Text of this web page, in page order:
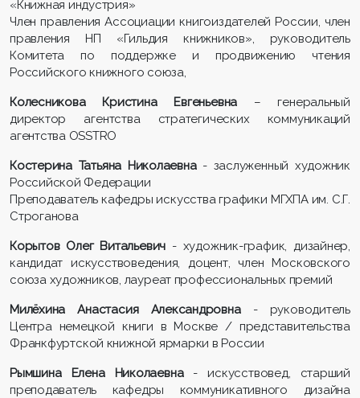
«Книжная индустрия»
Член правления Ассоциации книгоиздателей России, член
правления НП «Гильдия книжников», руководитель
Комитета по поддержке и продвижению чтения
Российского книжного союза,
Колесникова Кристина Евгеньевна – генеральный
директор агентства стратегических коммуникаций
агентства OSSTRO
Костерина Татьяна Николаевна- заслуженный художник
Российской Федерации
Преподаватель кафедры искусства графики МГХПА им. С.Г.
Строганова
Корытов Олег Витальевич - художник-график, дизайнер,
кандидат искусствоведения, доцент, член Московского
союза художников, лауреат профессиональных премий
Милёхина Анастасия Александровна - руководитель
Центра немецкой книги в Москве / представительства
Франкфуртской книжной ярмарки в России
Рымшина Елена Николаевна- искусствовед, старший
преподаватель кафедры коммуникативного дизайна